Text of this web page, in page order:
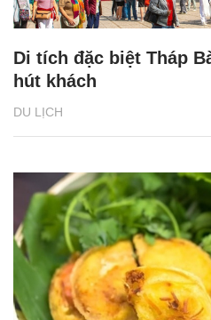
DU LỊCH
Di tích đặc biệt Tháp
hút khách